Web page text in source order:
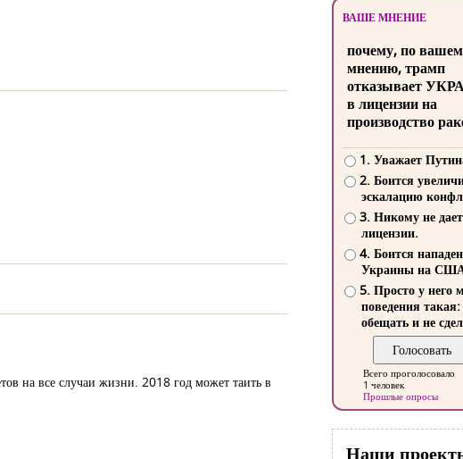
на все случаи жизни. 2018 год может таить в
ВАШЕ МНЕНИЕ
почему, по
мнению, трамп
отказывает
в лицензии на
производство
1. Уважает
2. Боится
эскалацию
3. Никому не
лицензии.
4. Боится
Украины на
5. Просто у него
поведения такая:
обещать и не
Всего проголосовало
1 человек
Прошлые опросы
Наши